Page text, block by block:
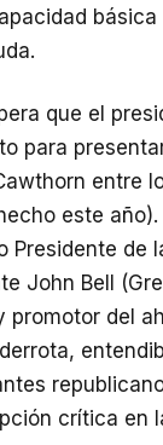
que el
para
entre
este
Presidente de
John Bell
promotor del
crítica en